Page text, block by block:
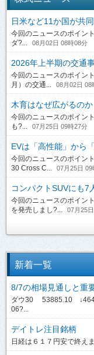
日米など11か国が共
今回のニュースのポイン
ダ?...
08月02日 08時08分
2026年上半期の交通
今回のニュースのポイン
月）の交通...
08月02日 08
木育はなぜ広がるの
今回のニュースのポイン
も?...
07月25日 09時27分
EVは「高性能」から
今回のニュースのポイン
30 Cross C...
07月25日 09
コンパクトSUVにも
今回のニュースのポイン
を発売しまし?...
07月25
新着一覧
8/7の相場見通しと重
ダウ30 53885.10
06?...
デイトレ注目銘柄
日経は６１７円安で終え